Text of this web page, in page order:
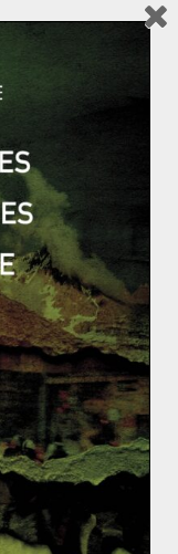
l’élection
» candidats